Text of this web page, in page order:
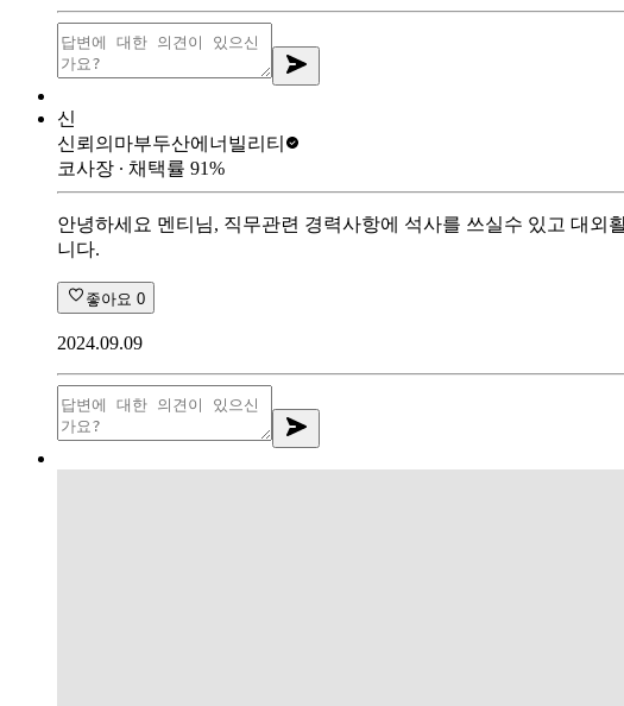
신
신뢰의마부두산에너빌리티
코사장 ∙ 채택률 91%
안녕하세요 멘티님, 직무관련 경력사항에 석사를 쓰실수 있고 대
니다.
좋아요 0
2024.09.09